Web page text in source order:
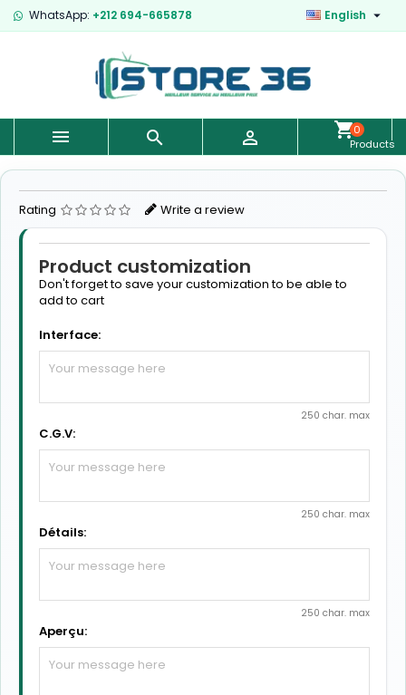
WhatsApp: +212 694-665878 English 
  
0
Products
-
€0.00
Rating Write a review
Product customization
Don't forget to save your customization to be able to
add to cart
Interface:
250 char. max
C.G.V:
250 char. max
Détails:
250 char. max
Aperçu: